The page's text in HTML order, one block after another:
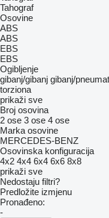
Tahograf
Osovine
ABS
ABS
EBS
EBS
Ogibljenje
gibanj/gibanj gibanj/
torziona
prikaži sve
Broj osovina
2 ose 3 ose 4 ose
Marka osovine
MERCEDES-BENZ
Osovinska konfiguracija
4x2 4x4 6x4 6x6 8x8
prikaži sve
Nedostaju filtri?
Predložite izmjenu
Pronađeno:
-